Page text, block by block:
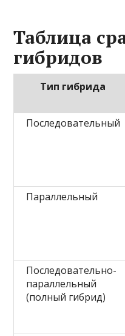
Таблица
гибридов
Тип гибрида
Последовательный
Параллельный
Последовательно-
параллельный
(полный гибрид)